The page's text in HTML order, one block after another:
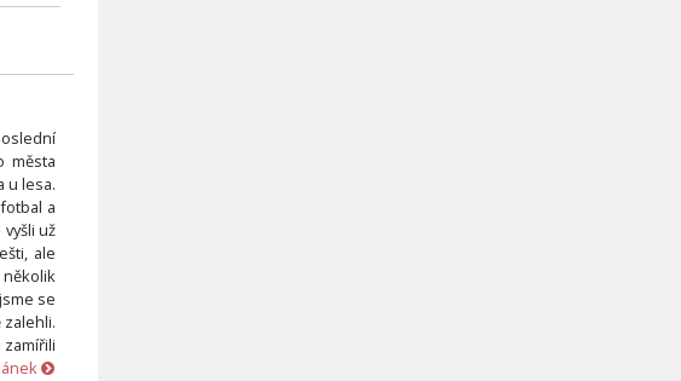
města
u lesa.
a
už
ale
se